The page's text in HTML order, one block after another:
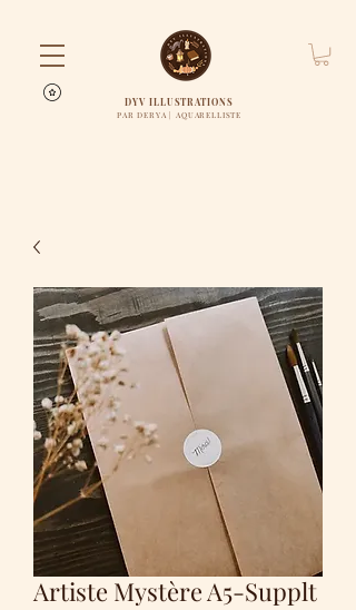
DYV ILLUSTRATIONS
PAR DERYA | AQUARELLISTE
Artiste Mystère A5-Supplt